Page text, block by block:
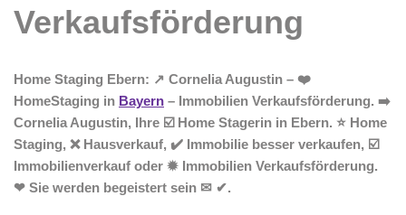
Home Staging Ebern: ↗️ Cornelia Augustin – ❤️
HomeStaging in Bayern – Immobilien Verkaufsförderung. ➡️
Cornelia Augustin, Ihre ☑️ Home Stagerin in Ebern. ⭐ Home
Staging, ❌ Hausverkauf, ✔️ Immobilie besser verkaufen, ☑️
Immobilienverkauf oder ✹ Immobilien Verkaufsförderung.
❤ Sie werden begeistert sein ✉ ✔.